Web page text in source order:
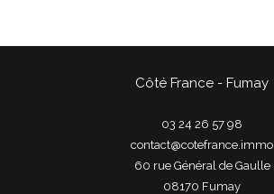
Côté France - Fumay
03 24 26 57 98
contact@cotefrance.immo
60 rue Général de Gaulle
08170
fumay